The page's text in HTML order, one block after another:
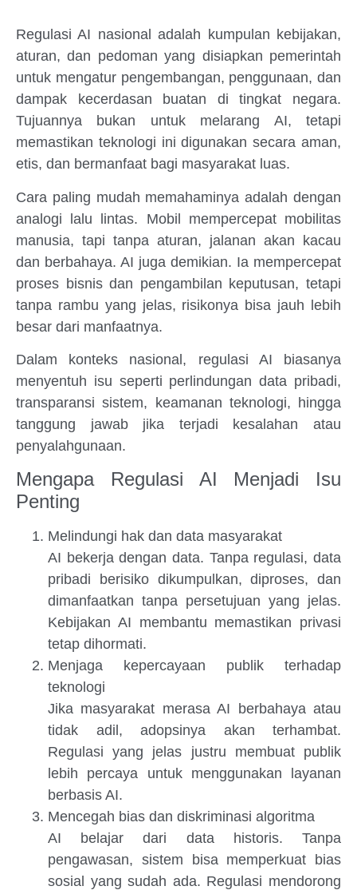
Regulasi AI nasional adalah kumpulan kebijakan,
aturan, dan pedoman yang disiapkan pemerintah
untuk mengatur pengembangan, penggunaan, dan
dampak kecerdasan buatan di tingkat negara.
Tujuannya bukan untuk melarang AI, tetapi
memastikan teknologi ini digunakan secara aman,
etis, dan bermanfaat bagi masyarakat luas.
Cara paling mudah memahaminya adalah dengan
analogi lalu lintas. Mobil mempercepat mobilitas
manusia, tapi tanpa aturan, jalanan akan kacau
dan berbahaya. AI juga demikian. Ia mempercepat
proses bisnis dan pengambilan keputusan, tetapi
tanpa rambu yang jelas, risikonya bisa jauh lebih
besar dari manfaatnya.
Dalam konteks nasional, regulasi AI biasanya
menyentuh isu seperti perlindungan data pribadi,
transparansi sistem, keamanan teknologi, hingga
tanggung jawab jika terjadi kesalahan atau
penyalahgunaan.
Mengapa Regulasi AI Menjadi Isu
Penting
Melindungi hak dan data masyarakat
AI bekerja dengan data. Tanpa regulasi, data
pribadi berisiko dikumpulkan, diproses, dan
dimanfaatkan tanpa persetujuan yang jelas.
Kebijakan AI membantu memastikan privasi
tetap dihormati.
Menjaga kepercayaan publik terhadap
teknologi
Jika masyarakat merasa AI berbahaya atau
tidak adil, adopsinya akan terhambat.
Regulasi yang jelas justru membuat publik
lebih percaya untuk menggunakan layanan
berbasis AI.
Mencegah bias dan diskriminasi algoritma
AI belajar dari data historis. Tanpa
pengawasan, sistem bisa memperkuat bias
sosial yang sudah ada. Regulasi mendorong